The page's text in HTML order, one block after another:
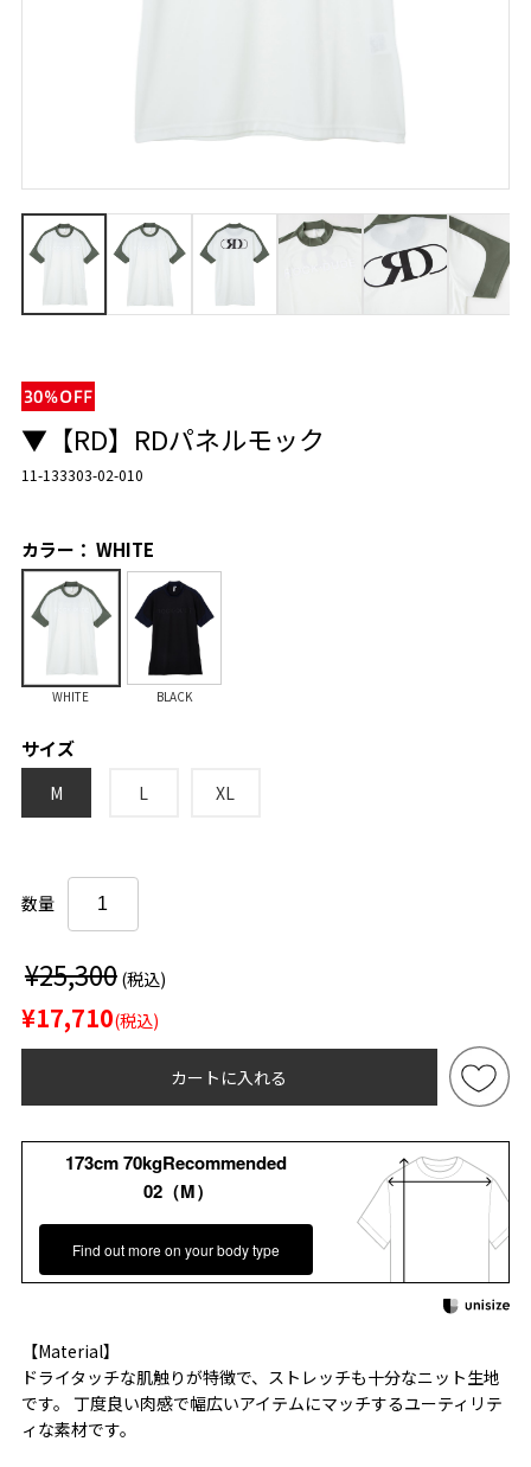
▼【RD】RDパネルモック
11-133303-02-010
カラー： WHITE
WHITE BLACK
サイズ
M L XL
数量
¥25,300 (税込)
¥17,710(税込)
カートに入れる
173cm 70kgRecommended
02（M）
Find out more on your body type
【Material】
ドライタッチな肌触りが特徴で、ストレッチも十分なニット生地
です。 丁度良い肉感で幅広いアイテムにマッチするユーティリテ
ィな素材です。